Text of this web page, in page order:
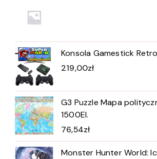
Konsola Gamestick
219,00zł
G3 Puzzle Mapa
1500El.
76,54zł
Monster Hunter World: